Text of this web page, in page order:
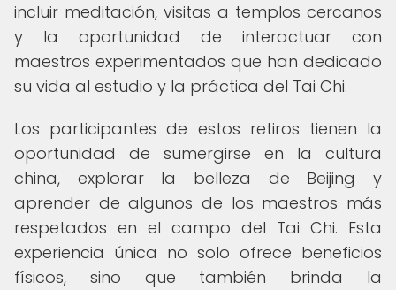
incluir meditación, visitas a templos cercanos
y la oportunidad de interactuar con
maestros experimentados que han dedicado
su vida al estudio y la práctica del Tai Chi.
Los participantes de estos retiros tienen la
oportunidad de sumergirse en la cultura
china, explorar la belleza de Beijing y
aprender de algunos de los maestros más
respetados en el campo del Tai Chi. Esta
experiencia única no solo ofrece beneficios
físicos, sino que también brinda la